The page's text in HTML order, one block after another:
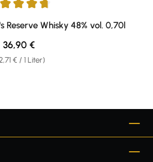
von 4.67 von 5 Sternen
Reserve Whisky 48% vol. 0,70l
€ / 1 Liter)
Regulärer Preis:
36,90 €